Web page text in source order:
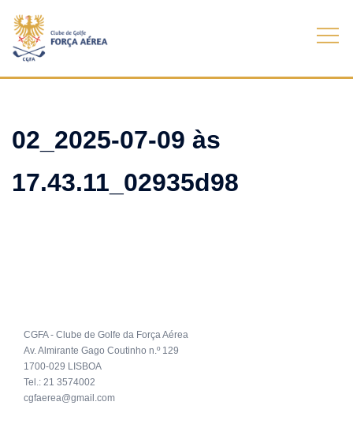
content
02_2025-07-09 às
17.43.11_02935d98
CGFA - Clube de Golfe da Força Aérea
Av. Almirante Gago Coutinho n.º 129
1700-029 LISBOA
Tel.: 21 3574002
cgfaerea@gmail.com